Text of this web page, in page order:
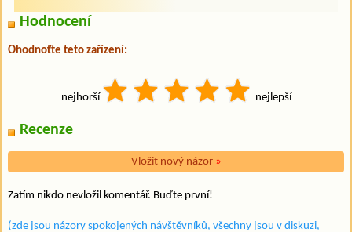
Hodnocení
Ohodnoťte teto zařízení:
nejhorší nejlepší
Recenze
Vložit nový názor »
Zatím nikdo nevložil komentář. Buďte první!
(zde jsou názory spokojených návštěvníků, všechny jsou v diskuzi,